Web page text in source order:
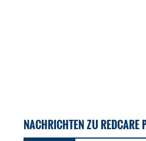
NACHRICHTEN ZU